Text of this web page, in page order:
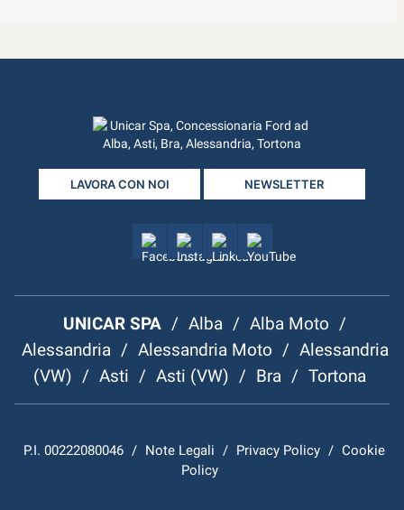
LAVORA CON NOI NEWSLETTER
UNICAR SPA / Alba / Alba Moto /
Alessandria / Alessandria Moto / Alessandria
(VW) / Asti / Asti (VW) / Bra / Tortona
P.I. 00222080046 / Note Legali / Privacy Policy / Cookie
Policy